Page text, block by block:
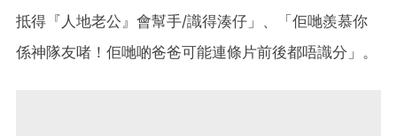
抵得『人地老公』會幫手/識得湊仔」、「佢哋羨慕你
係神隊友啫！佢哋啲爸爸可能連條片前後都唔識分」。